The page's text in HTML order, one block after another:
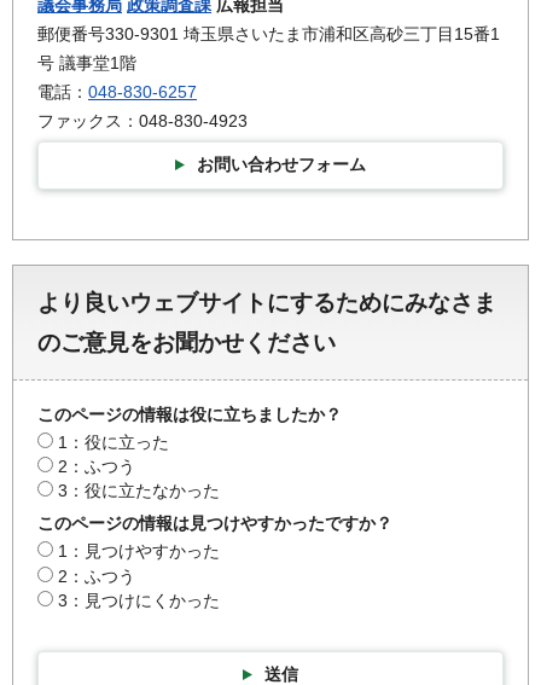
議会事務局 政策調査課 広報担当
郵便番号330-9301 埼玉県さいたま市浦和区高砂三丁目15番1
号 議事堂1階
電話： 048-830-6257
ファックス：048-830-4923
お問い合わせフォーム
より良いウェブサイトにするためにみなさま
のご意見をお聞かせください
このページの情報は役に立ちましたか？
1：役に立った
2：ふつう
3：役に立たなかった
このページの情報は見つけやすかったですか？
1：見つけやすかった
2：ふつう
3：見つけにくかった
送信